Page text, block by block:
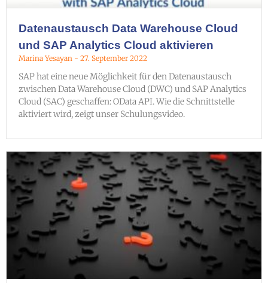
Datenaustausch Data Warehouse Cloud
und SAP Analytics Cloud aktivieren
Marina Yesayan 27. September 2022
SAP hat eine neue Möglichkeit für den Datenaustausch
zwischen Data Warehouse Cloud (DWC) und SAP Analytics
Cloud (SAC) geschaffen: OData API. Wie die Schnittstelle
aktiviert wird, zeigt unser Schulungsvideo.